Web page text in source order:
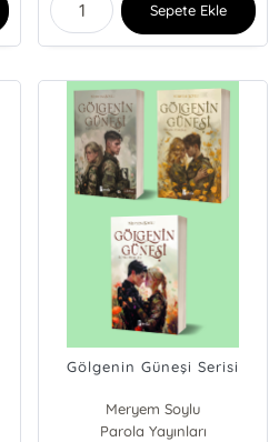
Sepete Ekle
Gölgenin Güneşi Serisi
Meryem Soylu
Parola Yayınları